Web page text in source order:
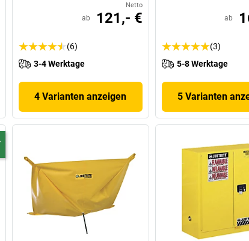
Netto
ab 121,- €
(6)
3-4 Werktage
4 Varianten anzeigen
ab
(3)
5-8 Werktage
5 Varianten